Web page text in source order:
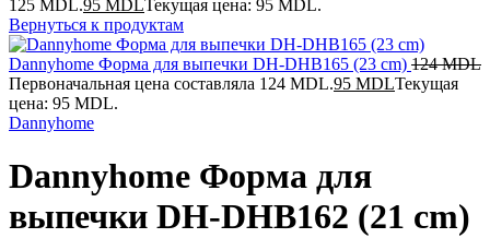
125 MDL.95 MDLТекущая цена: 95 MDL.
Вернуться к продуктам
Dannyhome Форма для выпечки DH-DHB165 (23 cm) 124MDL
Первоначальная цена составляла 124 MDL.95 MDLТекущая
цена: 95 MDL.
Dannyhome
Dannyhome Форма для
выпечки DH-DHB162 (21 cm)